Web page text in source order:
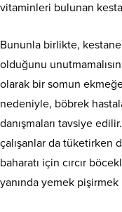
vitaminleri bulunan
Bununla birlikte,
olduğunu
olarak bir somun
nedeniyle, böbrek
danışmaları tavsiye
çalışanlar da tüketirken
baharatı için cırcır
yanında yemek pişirmek